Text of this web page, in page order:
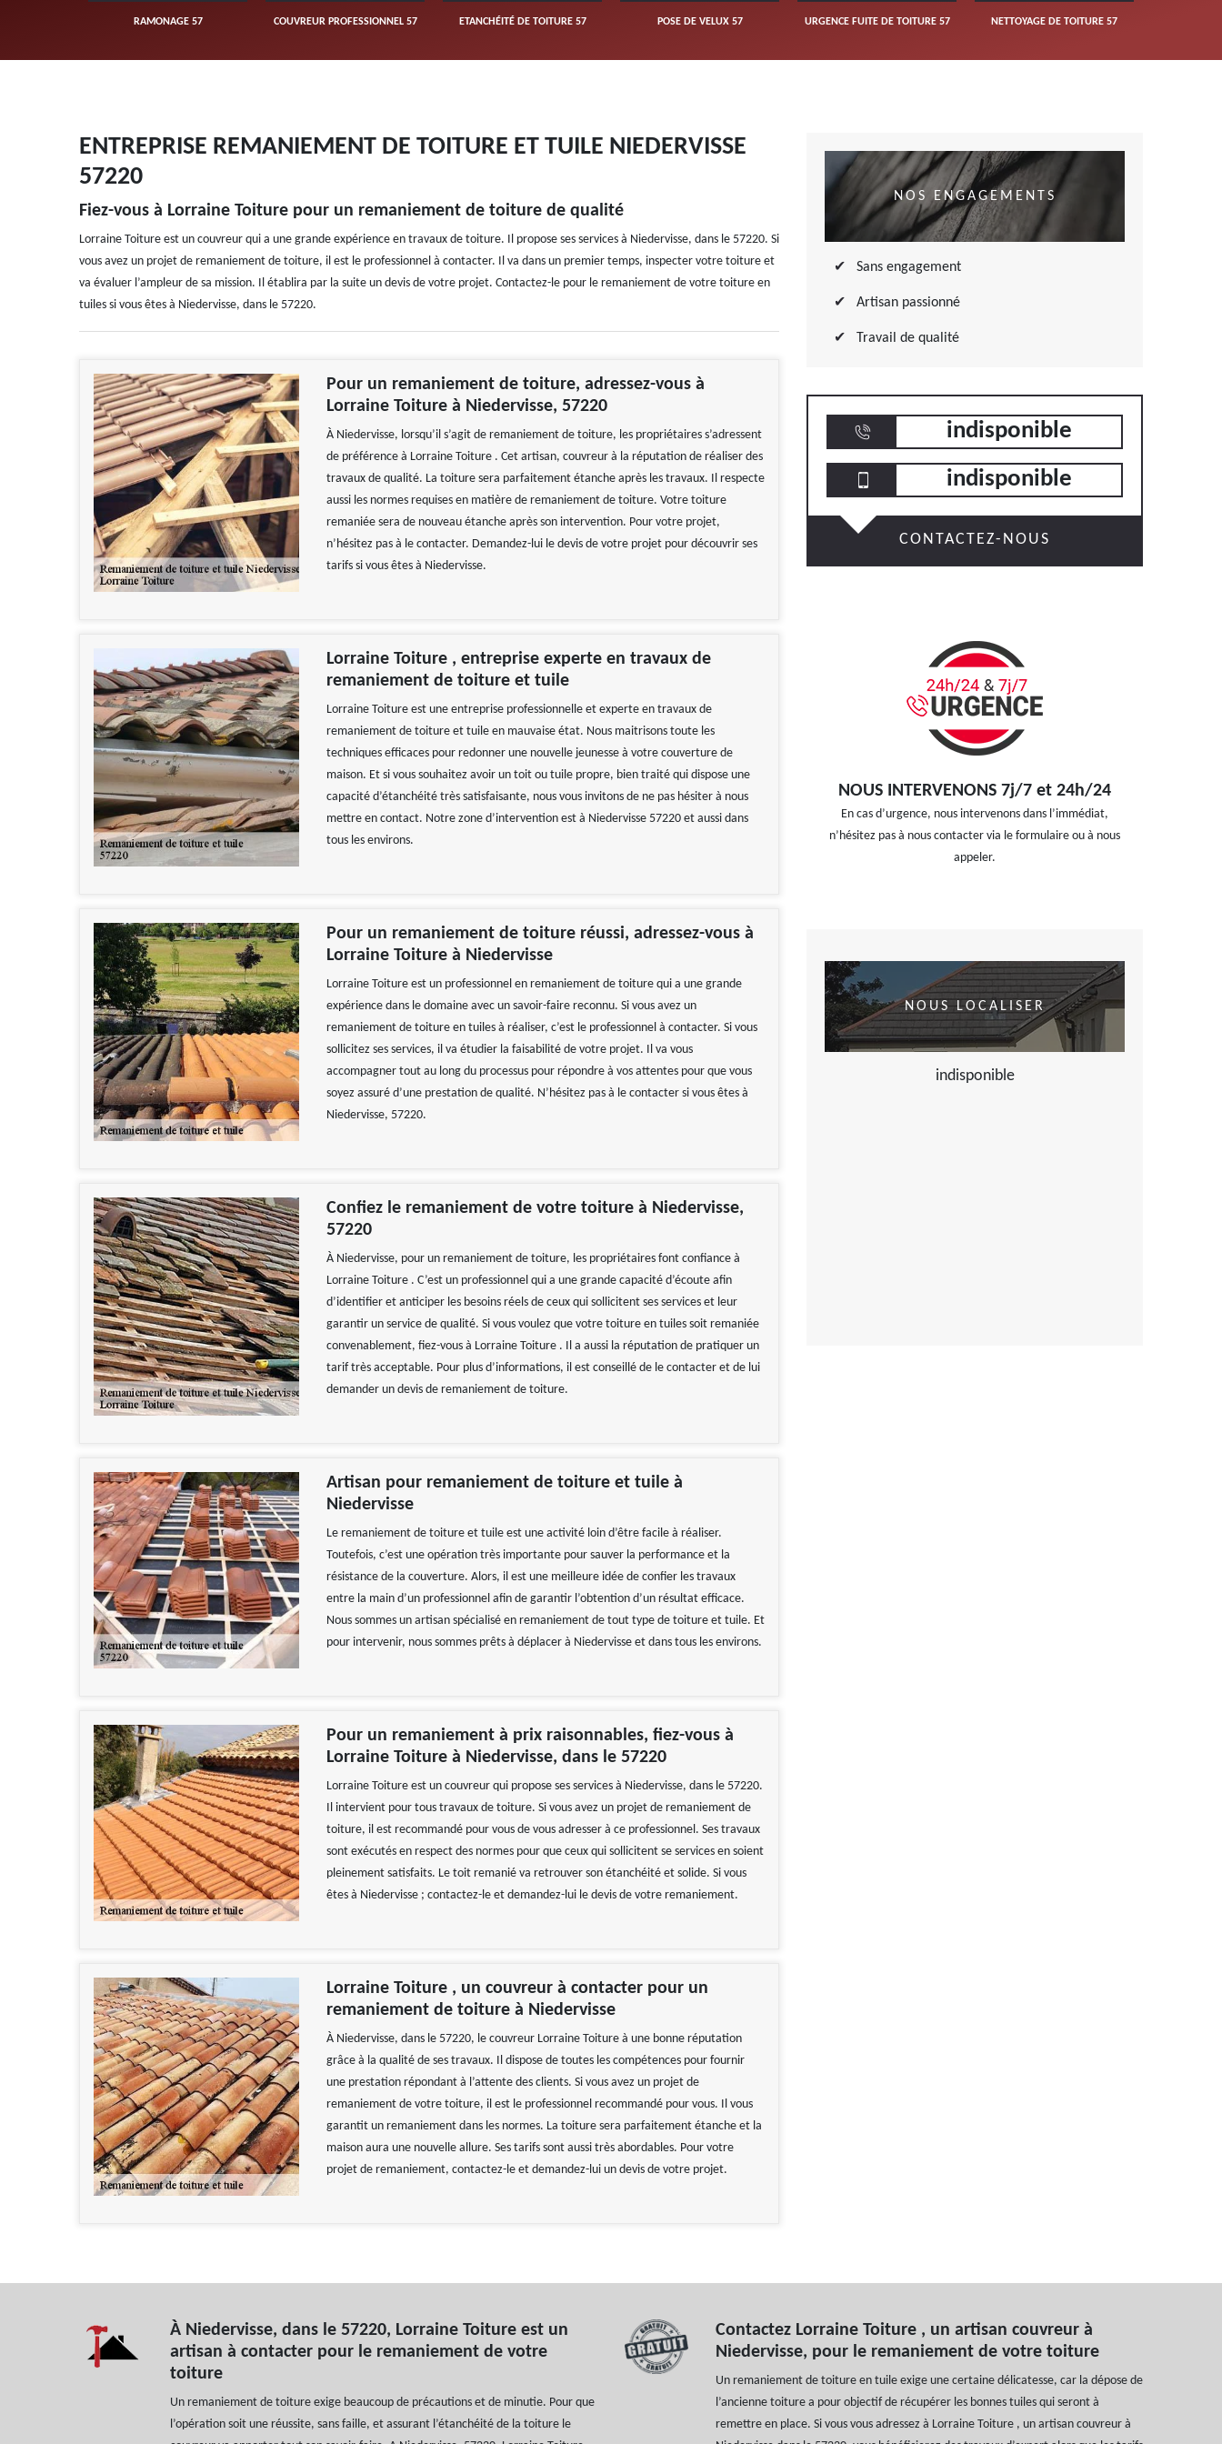
RAMONAGE 57 COUVREUR PROFESSIONNEL 57 ETANCHÉITÉ DE TOITURE 57 POSE DE VELUX 57 URGENCE FUITE DE TOITURE 57 NETTOYAGE DE TOITURE 57
ENTREPRISE REMANIEMENT DE TOITURE ET TUILE NIEDERVISSE
57220
Fiez-vous à Lorraine Toiture pour un remaniement de toiture de qualité
Lorraine Toiture est un couvreur qui a une grande expérience en travaux de toiture. Il propose ses services à Niedervisse, dans le 57220. Si
vous avez un projet de remaniement de toiture, il est le professionnel à contacter. Il va dans un premier temps, inspecter votre toiture et
va évaluer l’ampleur de sa mission. Il établira par la suite un devis de votre projet. Contactez-le pour le remaniement de votre toiture en
tuiles si vous êtes à Niedervisse, dans le 57220.
Pour un remaniement de toiture, adressez-vous à
Lorraine Toiture à Niedervisse, 57220
À Niedervisse, lorsqu’il s’agit de remaniement de toiture, les propriétaires s’adressent
de préférence à Lorraine Toiture . Cet artisan, couvreur à la réputation de réaliser des
travaux de qualité. La toiture sera parfaitement étanche après les travaux. Il respecte
aussi les normes requises en matière de remaniement de toiture. Votre toiture
remaniée sera de nouveau étanche après son intervention. Pour votre projet,
n’hésitez pas à le contacter. Demandez-lui le devis de votre projet pour découvrir ses
tarifs si vous êtes à Niedervisse.
Lorraine Toiture , entreprise experte en travaux de
remaniement de toiture et tuile
Lorraine Toiture est une entreprise professionnelle et experte en travaux de
remaniement de toiture et tuile en mauvaise état. Nous maitrisons toute les
techniques efficaces pour redonner une nouvelle jeunesse à votre couverture de
maison. Et si vous souhaitez avoir un toit ou tuile propre, bien traité qui dispose une
capacité d’étanchéité très satisfaisante, nous vous invitons de ne pas hésiter à nous
mettre en contact. Notre zone d’intervention est à Niedervisse 57220 et aussi dans
tous les environs.
Pour un remaniement de toiture réussi, adressez-vous à
Lorraine Toiture à Niedervisse
Lorraine Toiture est un professionnel en remaniement de toiture qui a une grande
expérience dans le domaine avec un savoir-faire reconnu. Si vous avez un
remaniement de toiture en tuiles à réaliser, c’est le professionnel à contacter. Si vous
sollicitez ses services, il va étudier la faisabilité de votre projet. Il va vous
accompagner tout au long du processus pour répondre à vos attentes pour que vous
soyez assuré d’une prestation de qualité. N’hésitez pas à le contacter si vous êtes à
Niedervisse, 57220.
Confiez le remaniement de votre toiture à Niedervisse,
57220
À Niedervisse, pour un remaniement de toiture, les propriétaires font confiance à
Lorraine Toiture . C’est un professionnel qui a une grande capacité d’écoute afin
d’identifier et anticiper les besoins réels de ceux qui sollicitent ses services et leur
garantir un service de qualité. Si vous voulez que votre toiture en tuiles soit remaniée
convenablement, fiez-vous à Lorraine Toiture . Il a aussi la réputation de pratiquer un
tarif très acceptable. Pour plus d’informations, il est conseillé de le contacter et de lui
demander un devis de remaniement de toiture.
Artisan pour remaniement de toiture et tuile à
Niedervisse
Le remaniement de toiture et tuile est une activité loin d’être facile à réaliser.
Toutefois, c’est une opération très importante pour sauver la performance et la
résistance de la couverture. Alors, il est une meilleure idée de confier les travaux
entre la main d’un professionnel afin de garantir l’obtention d’un résultat efficace.
Nous sommes un artisan spécialisé en remaniement de tout type de toiture et tuile. Et
pour intervenir, nous sommes prêts à déplacer à Niedervisse et dans tous les environs.
Pour un remaniement à prix raisonnables, fiez-vous à
Lorraine Toiture à Niedervisse, dans le 57220
Lorraine Toiture est un couvreur qui propose ses services à Niedervisse, dans le 57220.
Il intervient pour tous travaux de toiture. Si vous avez un projet de remaniement de
toiture, il est recommandé pour vous de vous adresser à ce professionnel. Ses travaux
sont exécutés en respect des normes pour que ceux qui sollicitent se services en soient
pleinement satisfaits. Le toit remanié va retrouver son étanchéité et solide. Si vous
êtes à Niedervisse ; contactez-le et demandez-lui le devis de votre remaniement.
Lorraine Toiture , un couvreur à contacter pour un
remaniement de toiture à Niedervisse
À Niedervisse, dans le 57220, le couvreur Lorraine Toiture à une bonne réputation
grâce à la qualité de ses travaux. Il dispose de toutes les compétences pour fournir
une prestation répondant à l’attente des clients. Si vous avez un projet de
remaniement de votre toiture, il est le professionnel recommandé pour vous. Il vous
garantit un remaniement dans les normes. La toiture sera parfaitement étanche et la
maison aura une nouvelle allure. Ses tarifs sont aussi très abordables. Pour votre
projet de remaniement, contactez-le et demandez-lui un devis de votre projet.
NOS ENGAGEMENTS
Sans engagement
Artisan passionné
Travail de qualité
indisponible
indisponible
CONTACTEZ-NOUS
NOUS INTERVENONS 7j/7 et 24h/24
En cas d’urgence, nous intervenons dans l’immédiat,
n’hésitez pas à nous contacter via le formulaire ou à nous
appeler.
NOUS LOCALISER
indisponible
À Niedervisse, dans le 57220, Lorraine Toiture est un
artisan à contacter pour le remaniement de votre
toiture
Un remaniement de toiture exige beaucoup de précautions et de minutie. Pour que
l’opération soit une réussite, sans faille, et assurant l’étanchéité de la toiture le
Contactez Lorraine Toiture , un artisan couvreur à
Niedervisse, pour le remaniement de votre toiture
Un remaniement de toiture en tuile exige une certaine délicatesse, car la dépose de
l’ancienne toiture a pour objectif de récupérer les bonnes tuiles qui seront à
remettre en place. Si vous vous adressez à Lorraine Toiture , un artisan couvreur à